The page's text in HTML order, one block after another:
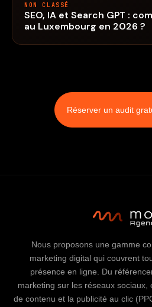
NON CLASSÉ
SEO, IA et Search GPT :
au Luxembourg en 2026 ?
Réserver un audit
Nous proposons une gamme
marketing digital qui couvrent
présence en ligne. Du
marketing sur les réseaux sociaux,
de contenu et la publicité au clic